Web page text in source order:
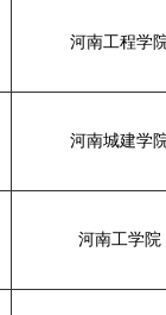
河南工程学
河南城建学
河南工学院